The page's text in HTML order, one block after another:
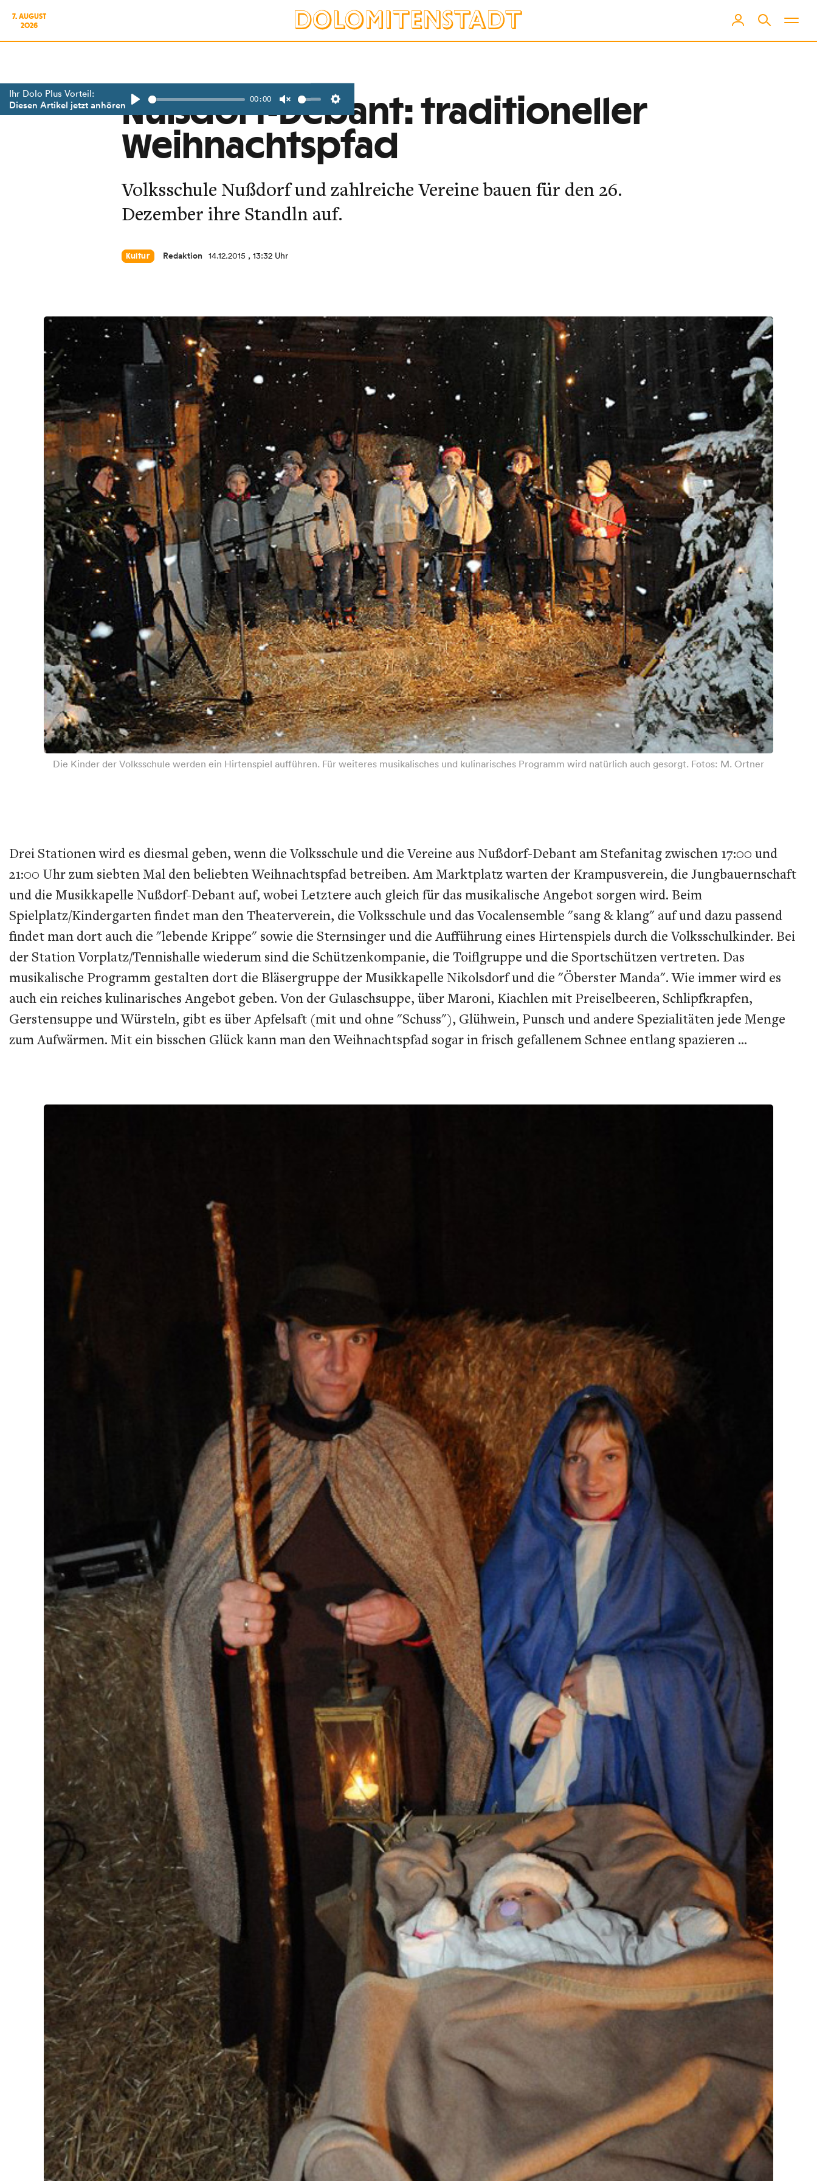
7. AUGUST
2026
Ihr Dolo Plus Vorteil:
Diesen Artikel jetzt anhören 00:00
Settings
Nußdorf-Debant: traditioneller
Weihnachtspfad
Volksschule Nußdorf und zahlreiche Vereine bauen für den 26.
Dezember ihre Standln auf.
Kultur Redaktion 14.12.2015 , 13:32 Uhr
Die Kinder der Volksschule werden ein Hirtenspiel aufführen. Für weiteres musikalisches und kulinarisches Programm wird natürlich auch gesorgt. Fotos: M. Ortner
Drei Stationen wird es diesmal geben, wenn die Volksschule und die Vereine aus Nußdorf-Debant am Stefanitag zwischen 17:00 und
21:00 Uhr zum siebten Mal den beliebten Weihnachtspfad betreiben. Am Marktplatz warten der Krampusverein, die Jungbauernschaft
und die Musikkapelle Nußdorf-Debant auf, wobei Letztere auch gleich für das musikalische Angebot sorgen wird. Beim
Spielplatz/Kindergarten findet man den Theaterverein, die Volksschule und das Vocalensemble "sang & klang" auf und dazu passend
findet man dort auch die "lebende Krippe" sowie die Sternsinger und die Aufführung eines Hirtenspiels durch die Volksschulkinder. Bei
der Station Vorplatz/Tennishalle wiederum sind die Schützenkompanie, die Toiflgruppe und die Sportschützen vertreten. Das
musikalische Programm gestalten dort die Bläsergruppe der Musikkapelle Nikolsdorf und die "Öberster Manda". Wie immer wird es
auch ein reiches kulinarisches Angebot geben. Von der Gulaschsuppe, über Maroni, Kiachlen mit Preiselbeeren, Schlipfkrapfen,
Gerstensuppe und Würsteln, gibt es über Apfelsaft (mit und ohne "Schuss"), Glühwein, Punsch und andere Spezialitäten jede Menge
zum Aufwärmen. Mit ein bisschen Glück kann man den Weihnachtspfad sogar in frisch gefallenem Schnee entlang spazieren ...